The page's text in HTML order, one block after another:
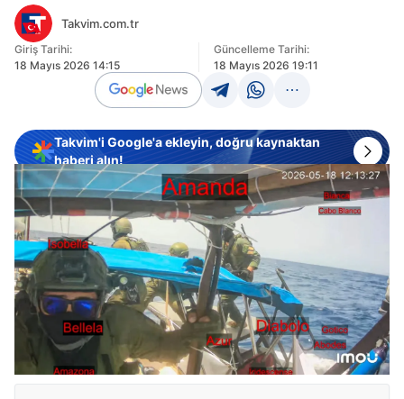
Takvim.com.tr
Giriş Tarihi:
18 Mayıs 2026 14:15
Güncelleme Tarihi:
18 Mayıs 2026 19:11
Takvim'i Google'a ekleyin, doğru kaynaktan
haberi alın!